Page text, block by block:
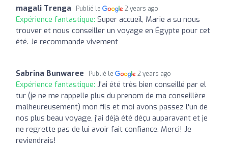
magali Trenga Publié le 2 years ago
Expérience fantastique: Super accueil, Marie a su nous
trouver et nous conseiller un voyage en Égypte pour cet
été. Je recommande vivement
Sabrina Bunwaree Publié le 2 years ago
Expérience fantastique: J'ai été très bien conseillé par el
tur (je ne me rappelle plus du prenom de ma conseillère
malheureusement) mon fils et moi avons passez l'un de
nos plus beau voyage, j'ai déjà été déçu auparavant et je
ne regrette pas de lui avoir fait confiance. Merci! Je
reviendrais!